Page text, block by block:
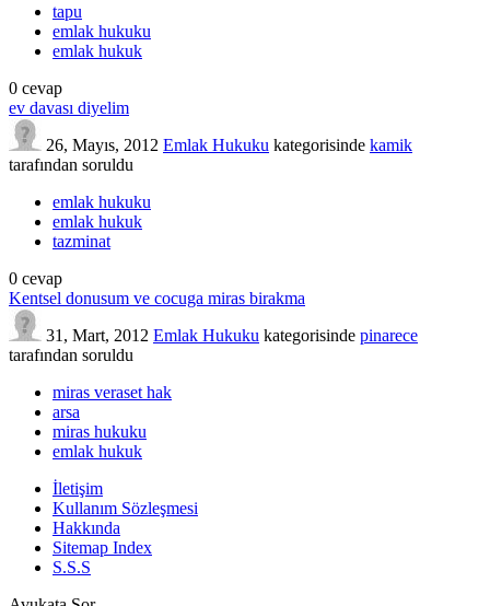
tapu
emlak hukuku
emlak hukuk
0 cevap
ev davası diyelim
26, Mayıs, 2012 Emlak Hukuku kategorisinde kamik
tarafından soruldu
emlak hukuku
emlak hukuk
tazminat
0 cevap
Kentsel donusum ve cocuga miras birakma
31, Mart, 2012 Emlak Hukuku kategorisinde pinarece
tarafından soruldu
miras veraset hak
arsa
miras hukuku
emlak hukuk
İletişim
Kullanım Sözleşmesi
Hakkında
Sitemap Index
S.S.S